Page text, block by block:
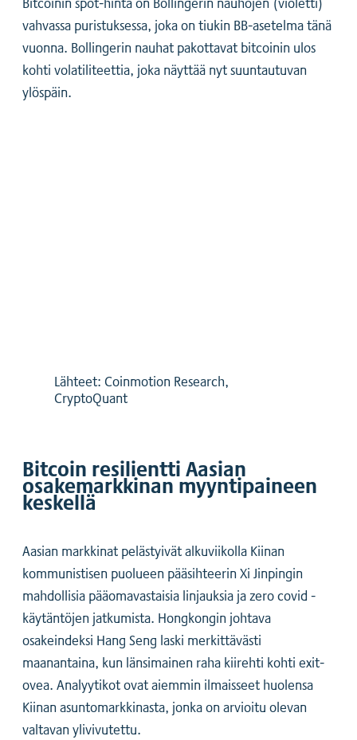
vahvassa puristuksessa, joka on tiukin BB-asetelma tänä
vuonna. Bollingerin nauhat pakottavat bitcoinin ulos
kohti volatiliteettia, joka näyttää nyt suuntautuvan
ylöspäin.
Lähteet: Coinmotion Research,
CryptoQuant
Bitcoin resilientti Aasian
osakemarkkinan myyntipaineen
keskellä
Aasian markkinat pelästyivät alkuviikolla Kiinan
kommunistisen puolueen pääsihteerin Xi Jinpingin
mahdollisia pääomavastaisia linjauksia ja zero covid -
käytäntöjen jatkumista. Hongkongin johtava
osakeindeksi Hang Seng laski merkittävästi
maanantaina, kun länsimainen raha kiirehti kohti exit-
ovea. Analyytikot ovat aiemmin ilmaisseet huolensa
Kiinan asuntomarkkinasta, jonka on arvioitu olevan
valtavan ylivivutettu.